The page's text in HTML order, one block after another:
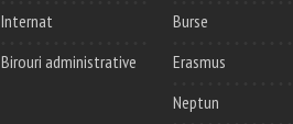
Internat
Birouri administrative
Burse
Erasmus
Neptun